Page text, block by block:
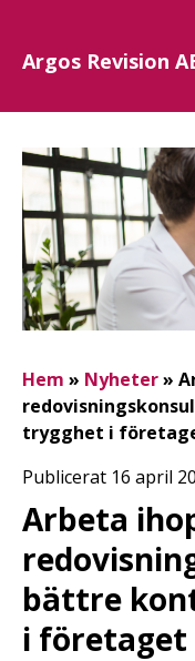
Argos Revision
Hem » Nyheter»
trygghet i
Publicerat 16 april
Arbeta
bättre
i företaget